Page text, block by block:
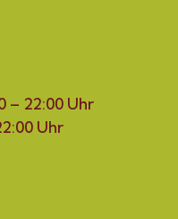
– 22:00 Uhr
Uhr